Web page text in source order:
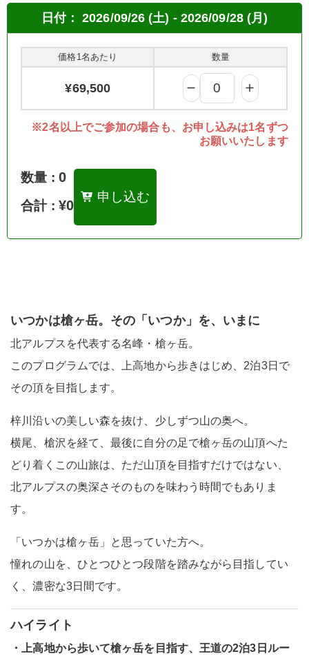
日付： 2026/09/26 (土) - 2026/09/28 (月)
価格1名あたり 数量
¥69,500
※2名以上でご参加の場合も、お申し込みは1名ずつ
お願いいたします
数量 : 0
合計 : ¥0
申し込む
いつかは槍ヶ岳。その「いつか」を、いまに
北アルプスを代表する名峰・槍ヶ岳。
このプログラムでは、上高地から歩きはじめ、2泊3日で
その頂を目指します。
梓川沿いの美しい森を抜け、少しずつ山の奥へ。
横尾、槍沢を経て、最後に自分の足で槍ヶ岳の山頂へた
どり着くこの山旅は、ただ山頂を目指すだけではない、
北アルプスの奥深さそのものを味わう時間でもありま
す。
「いつかは槍ヶ岳」と思っていた方へ。
憧れの山を、ひとつひとつ段階を踏みながら目指してい
く、濃密な3日間です。
ハイライト
・上高地から歩いて槍ヶ岳を目指す、王道の2泊3日ルー